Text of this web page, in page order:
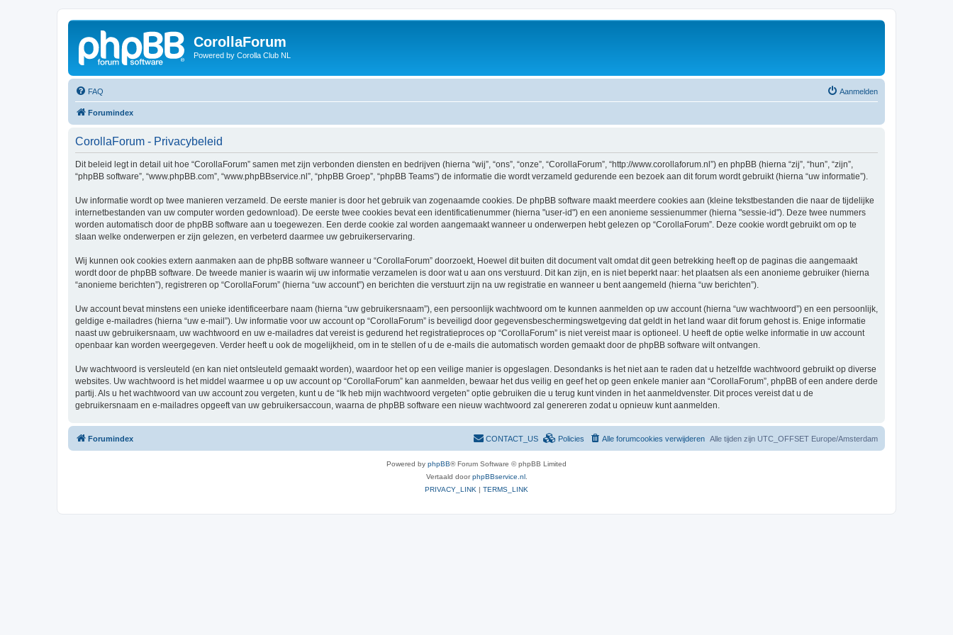
CorollaForum
Powered by Corolla Club NL
FAQ Aanmelden
Forumindex
CorollaForum - Privacybeleid
Dit beleid legt in detail uit hoe “CorollaForum” samen met zijn verbonden diensten en bedrijven (hierna “wij”, “ons”, “onze”, “CorollaForum”, “http://www.corollaforum.nl”) en phpBB (hierna “zij”, “hun”, “zijn”,
“phpBB software”, “www.phpBB.com”, “www.phpBBservice.nl”, “phpBB Groep”, “phpBB Teams”) de informatie die wordt verzameld gedurende een bezoek aan dit forum wordt gebruikt (hierna “uw informatie”).
Uw informatie wordt op twee manieren verzameld. De eerste manier is door het gebruik van zogenaamde cookies. De phpBB software maakt meerdere cookies aan (kleine tekstbestanden die naar de tijdelijke
internetbestanden van uw computer worden gedownload). De eerste twee cookies bevat een identificatienummer (hierna "user-id") en een anonieme sessienummer (hierna "sessie-id"). Deze twee nummers
worden automatisch door de phpBB software aan u toegewezen. Een derde cookie zal worden aangemaakt wanneer u onderwerpen hebt gelezen op “CorollaForum”. Deze cookie wordt gebruikt om op te
slaan welke onderwerpen er zijn gelezen, en verbeterd daarmee uw gebruikerservaring.
Wij kunnen ook cookies extern aanmaken aan de phpBB software wanneer u “CorollaForum” doorzoekt, Hoewel dit buiten dit document valt omdat dit geen betrekking heeft op de paginas die aangemaakt
wordt door de phpBB software. De tweede manier is waarin wij uw informatie verzamelen is door wat u aan ons verstuurd. Dit kan zijn, en is niet beperkt naar: het plaatsen als een anonieme gebruiker (hierna
“anonieme berichten”), registreren op “CorollaForum” (hierna “uw account”) en berichten die verstuurt zijn na uw registratie en wanneer u bent aangemeld (hierna “uw berichten”).
Uw account bevat minstens een unieke identificeerbare naam (hierna “uw gebruikersnaam”), een persoonlijk wachtwoord om te kunnen aanmelden op uw account (hierna “uw wachtwoord”) en een persoonlijk,
geldige e-mailadres (hierna “uw e-mail”). Uw informatie voor uw account op “CorollaForum” is beveiligd door gegevensbeschermingswetgeving dat geldt in het land waar dit forum gehost is. Enige informatie
naast uw gebruikersnaam, uw wachtwoord en uw e-mailadres dat vereist is gedurend het registratieproces op “CorollaForum” is niet vereist maar is optioneel. U heeft de optie welke informatie in uw account
openbaar kan worden weergegeven. Verder heeft u ook de mogelijkheid, om in te stellen of u de e-mails die automatisch worden gemaakt door de phpBB software wilt ontvangen.
Uw wachtwoord is versleuteld (en kan niet ontsleuteld gemaakt worden), waardoor het op een veilige manier is opgeslagen. Desondanks is het niet aan te raden dat u hetzelfde wachtwoord gebruikt op diverse
websites. Uw wachtwoord is het middel waarmee u op uw account op “CorollaForum” kan aanmelden, bewaar het dus veilig en geef het op geen enkele manier aan “CorollaForum”, phpBB of een andere derde
partij. Als u het wachtwoord van uw account zou vergeten, kunt u de “Ik heb mijn wachtwoord vergeten” optie gebruiken die u terug kunt vinden in het aanmeldvenster. Dit proces vereist dat u de
gebruikersnaam en e-mailadres opgeeft van uw gebruikersaccoun, waarna de phpBB software een nieuw wachtwoord zal genereren zodat u opnieuw kunt aanmelden.
Forumindex Alle tijden zijn UTC_OFFSET Europe/Amsterdam
Alle forumcookies verwijderen
Policies
CONTACT_US
Powered by phpBB® Forum Software © phpBB Limited
Vertaald doorphpBBservice.nl.
PRIVACY_LINK | TERMS_LINK